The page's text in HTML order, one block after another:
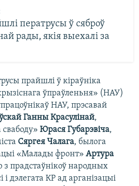
ператрусы ў сяброў
рады, якія выехалі за
прайшлі ў кіраўніка
ўпраўленьня» (НАУ)
НАУ, прэсавай
Ганны Красулінай,
свабоду» Юрася Губарэвіча,
Сяргея Чалага, былога
«Малады фронт» Артура
з прадстаўнікоў народных
і дэлегата КР ад арганізацыі